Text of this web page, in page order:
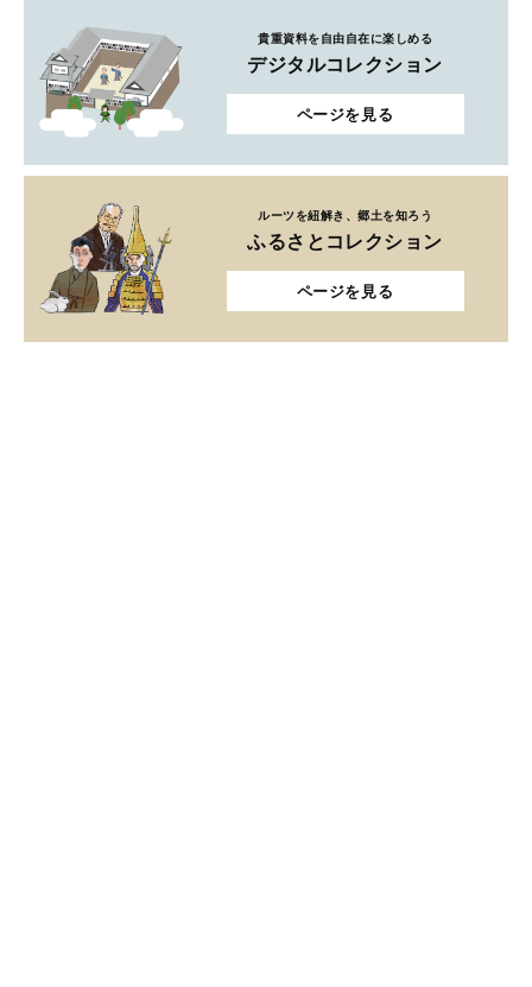
貴重資料を自由自在に楽しめる
デジタルコレクション
ページを見る
ルーツを紐解き、郷土を知ろう
ふるさとコレクション
ページを見る